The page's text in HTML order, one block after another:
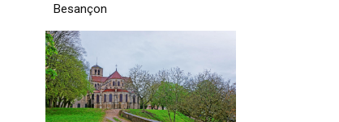
Besançon